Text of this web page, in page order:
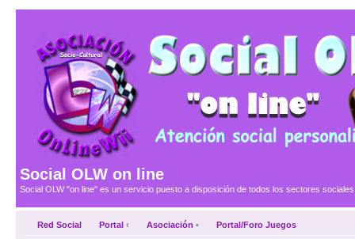
Social OLW on line
Social OLW "on line" es un servicio puesto a disposición de todos los sectores
Red Social Portal ‹ Asociación • Portal/Foro Juegos